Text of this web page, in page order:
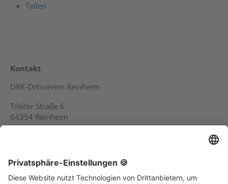
Teilen
Kontakt
DRK-Ortsverein Reinheim
Tilsiter Straße 6
64354 Reinheim